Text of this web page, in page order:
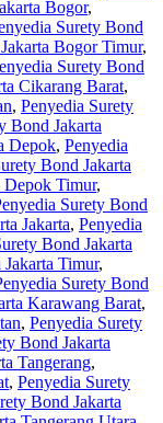
Bogor,
Surety Bond
Bogor Timur,
Surety Bond
Cikarang Barat,
, Penyedia Surety
Bond Jakarta
Depok, Penyedia
Bond Jakarta
Depok Timur,
Surety Bond
Jakarta, Penyedia
Bond Jakarta
Timur,
Surety Bond
Karawang Barat,
, Penyedia Surety
Bond Jakarta
Tangerang,
, Penyedia Surety
Bond Jakarta